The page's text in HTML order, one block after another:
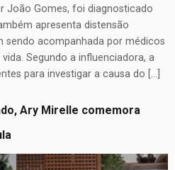
João Gomes, foi diagnosticado
apresenta distensão
sendo acompanhada por médicos
Segundo a influenciadora, a
para investigar a causa do […]
Ary Mirelle comemora